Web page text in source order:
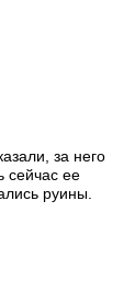
за него
сейчас ее
руины.